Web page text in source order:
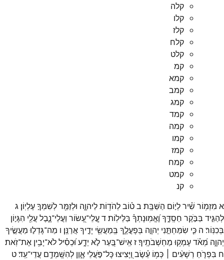
קלה
קלו
קלז
קלח
קלט
קמ
קמא
קמב
קמג
קמד
קמה
קמו
קמז
קמח
קמט
קנ
א מִזְמ֥וֹר שִׁ֗ירלְי֣וֹם הַשַּׁבָּֽת׃ בט֗וֹבלְהֹד֥וֹתלַיהוָ֑ה וּלְזַמֵּ֖רלְשִׁמְךָ֣עֶלְיֽוֹן׃ ג
לְהַגִּ֣יד בַּבֹּ֣קֶר חַסְֽדֶּ֑ךָוֶ֝אֱמֽוּנָתְךָ֗ בַּלֵּילֽוֹת׃דעֲ‍ֽלֵי־עָ֭שׂוֹר וַעֲלֵי־נָ֑בֶלעֲלֵ֖י הִגָּי֣וֹן
בְּכִנּֽוֹר׃ ה כִּ֤י שִׂמַּחְתַּ֣נִי יְהוָ֣ה בְּפָעֳלֶ֑ךָ בְּֽמַעֲשֵׂ֖י יָדֶ֣יךָאֲרַנֵּֽן׃ ו מַה־גָּדְל֣וּ מַעֲשֶׂ֣יךָ
יְהוָ֑ה מְ֝אֹ֗דעָמְק֥וּ מַחְשְׁבֹתֶֽיךָ׃זאִֽישׁ־בַּ֭עַרלֹ֣א יֵדָ֑עוּ֝כְסִ֗יללֹא־יָבִ֥ין אֶת־זֹֽאת׃
ח בִּפְרֹ֤חַ רְשָׁעִ֨ים ׀ כְּמ֥וֹ עֵ֗שֶׂב וַ֭יָּצִיצוּכָּל־פֹּ֣עֲלֵי אָ֑וֶן לְהִשָּֽׁמְדָ֥ם עֲדֵי־עַֽד׃ט